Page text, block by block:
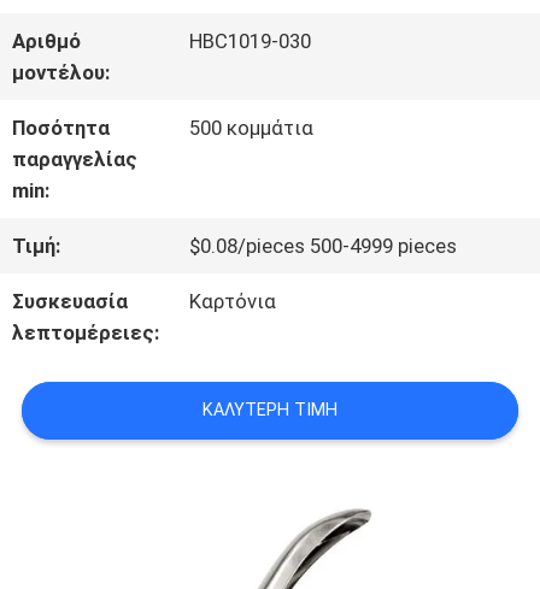
ΕΠΙΣΚΈΨΕΙΣ
ΣΤΟ
ΕΡΓΟΣΤΆΣΙΟ
ΈΛΕΓΧΟΣ
ΠΟΙΌΤΗΤΑΣ
ΕΠΙΚΟΙΝΩΝΉΣΤΕ
ΜΑΖΊ
Αριθμό
μοντέλου:
HBC1019-030
Ποσότητα
παραγγελίας
min:
500 κομμάτια
Τιμή: $0.08/pieces 500-4999 pieces
Συσκευασία
λεπτομέρειες:
Καρτόνια
ΚΑΛΎΤΕΡΗ ΤΙΜΉ